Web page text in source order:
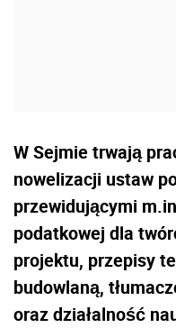
W Sejmie trwają
nowelizacji ustaw
przewidującymi
podatkowej dla
projektu, przepisy
budowlaną,
oraz działalność